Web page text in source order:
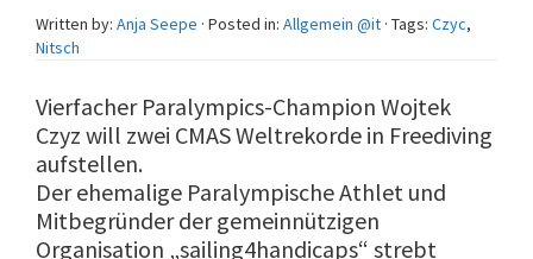
Written by: Anja Seepe · Posted in: Allgemein @it · Tags: Czyc,
Nitsch
Vierfacher Paralympics-Champion Wojtek
Czyz will zwei CMAS Weltrekorde in Freediving
aufstellen.
Der ehemalige Paralympische Athlet und
Mitbegründer der gemeinnützigen
Organisation „sailing4handicaps“ strebt